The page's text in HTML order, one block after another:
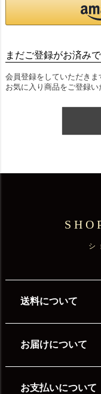
まだご登録がお済み
会員登録をしていただきま
お気に入り商品をご登録い
シ
送料について
お届けについて
お支払いについて